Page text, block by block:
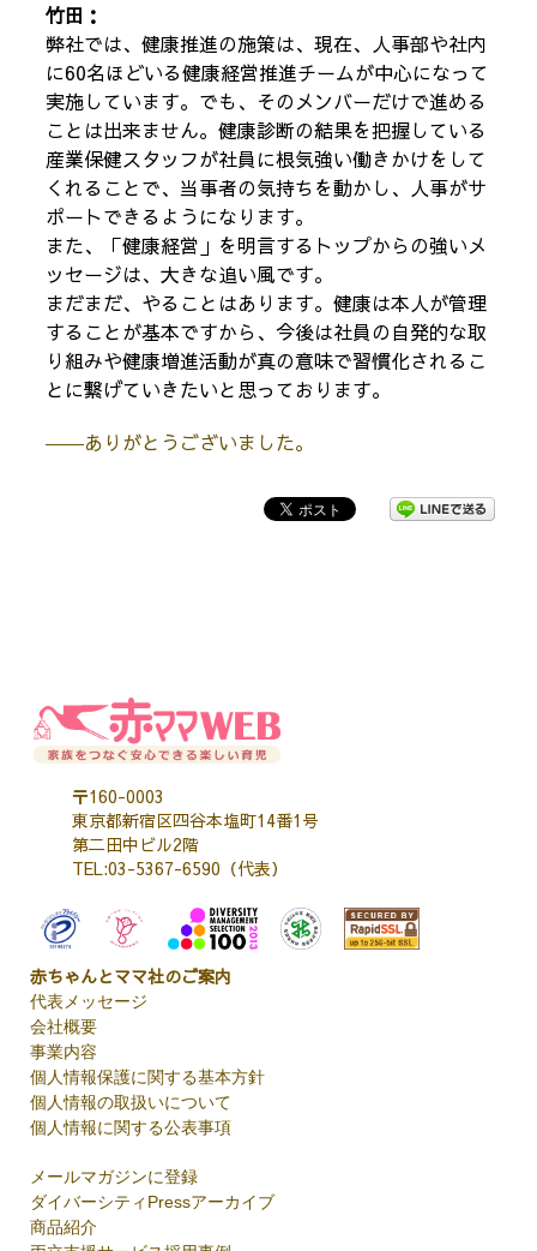
竹田：
弊社では、健康推進の施策は、現在、人事部や社内
に60名ほどいる健康経営推進チームが中心になって
実施しています。でも、そのメンバーだけで進める
ことは出来ません。健康診断の結果を把握している
産業保健スタッフが社員に根気強い働きかけをして
くれることで、当事者の気持ちを動かし、人事がサ
ポートできるようになります。
また、「健康経営」を明言するトップからの強いメ
ッセージは、大きな追い風です。
まだまだ、やることはあります。健康は本人が管理
することが基本ですから、今後は社員の自発的な取
り組みや健康増進活動が真の意味で習慣化されるこ
とに繋げていきたいと思っております。
――ありがとうございました。
〒160-0003
東京都新宿区四谷本塩町14番1号
第二田中ビル2階
TEL:03-5367-6590（代表）
赤ちゃんとママ社のご案内
代表メッセージ
会社概要
事業内容
個人情報保護に関する基本方針
個人情報の取扱いについて
個人情報に関する公表事項
メールマガジンに登録
ダイバーシティPressアーカイブ
商品紹介